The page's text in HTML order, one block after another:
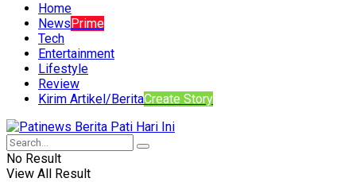
Home
NewsPrime
Tech
Entertainment
Lifestyle
Review
Kirim Artikel/BeritaCreate Story
No Result
View All Result